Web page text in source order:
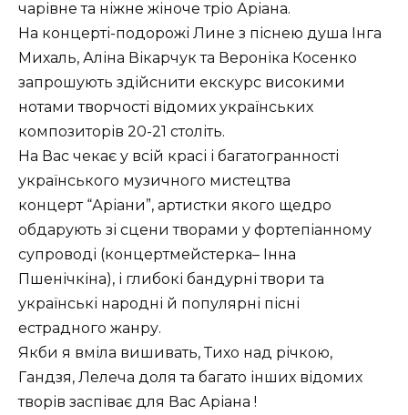
чарівне та ніжне жіноче тріо Аріана.
На концерті-подорожі Лине з піснею душа Інга
Михаль, Аліна Вікарчук та Вероніка Косенко
запрошують здійснити екскурс високими
нотами творчості відомих українських
композиторів 20-21 століть.
На Вас чекає у всій красі і багатогранності
українського музичного мистецтва
концерт “Аріани”, артистки якого щедро
обдарують зі сцени творами у фортепіанному
супроводі (концертмейстерка– Інна
Пшенічкіна), і глибокі бандурні твори та
українські народні й популярні пісні
естрадного жанру.
Якби я вміла вишивать, Тихо над річкою,
Гандзя, Лелеча доля та багато інших відомих
творів заспіває для Вас Аріана !